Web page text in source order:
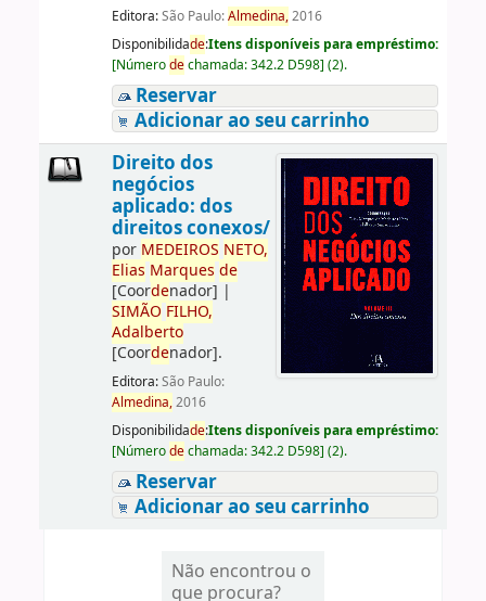
Editora:São Paulo:Almedina,2016
Disponibilidade:Itens disponíveis para empréstimo:
[Númerodechamada:342.2 D598] (2).
Reservar
Adicionar ao seu carrinho
Direito dos
negócios
aplicado: dos
direitos conexos/
por MEDEIROS NETO,
Elias Marques de
[Coordenador] |
SIMÃO FILHO,
Adalberto
[Coordenador].
Editora:São Paulo:
Almedina,2016
Disponibilidade:Itens disponíveis para empréstimo:
[Númerodechamada:342.2 D598] (2).
Reservar
Adicionar ao seu carrinho
Não encontrou o
que procura?